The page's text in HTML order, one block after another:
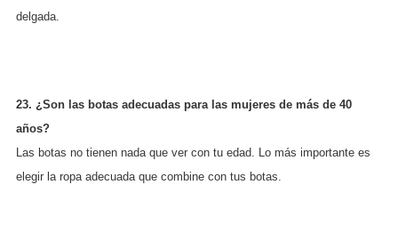
delgada.
23. ¿Son las botas adecuadas para las mujeres de más de 40
años?
Las botas no tienen nada que ver con tu edad. Lo más importante es
elegir la ropa adecuada que combine con tus botas.